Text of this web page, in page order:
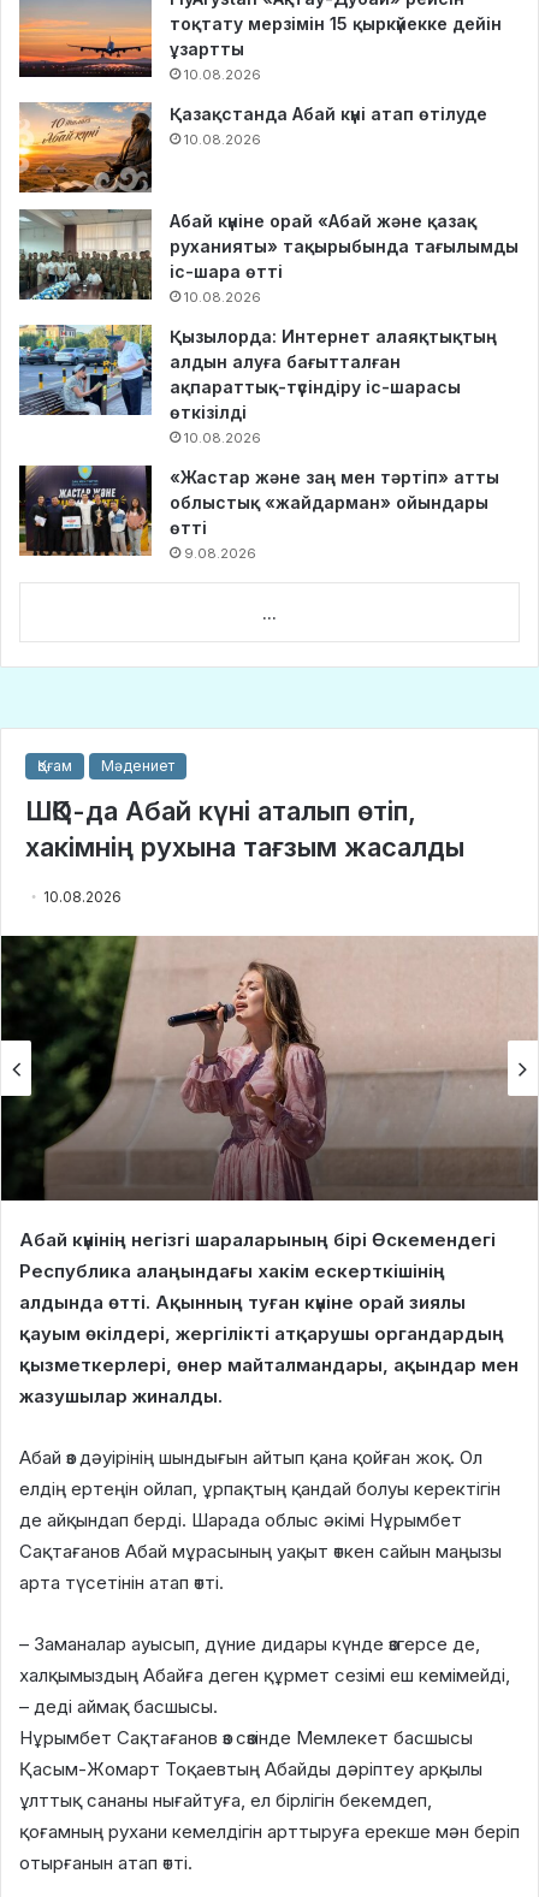
тоқтату мерзімін 15 қыркүйекке дейін
ұзартты
10.08.2026
Қазақстанда Абай күні атап өтілуде
10.08.2026
Абай күніне орай «Абай және қазақ
руханияты» тақырыбында тағылымды
іс-шара өтті
10.08.2026
Қызылорда: Интернет алаяқтықтың
алдын алуға бағытталған
ақпараттық-түсіндіру іс-шарасы
өткізілді
10.08.2026
«Жастар және заң мен тәртіп» атты
облыстық «жайдарман» ойындары
өтті
9.08.2026
...